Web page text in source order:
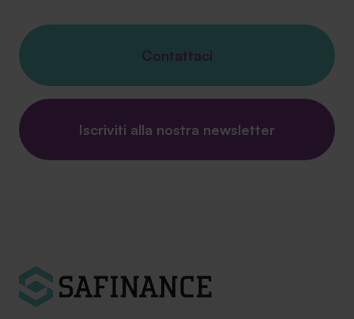
Contattaci
Iscriviti alla nostra newsletter